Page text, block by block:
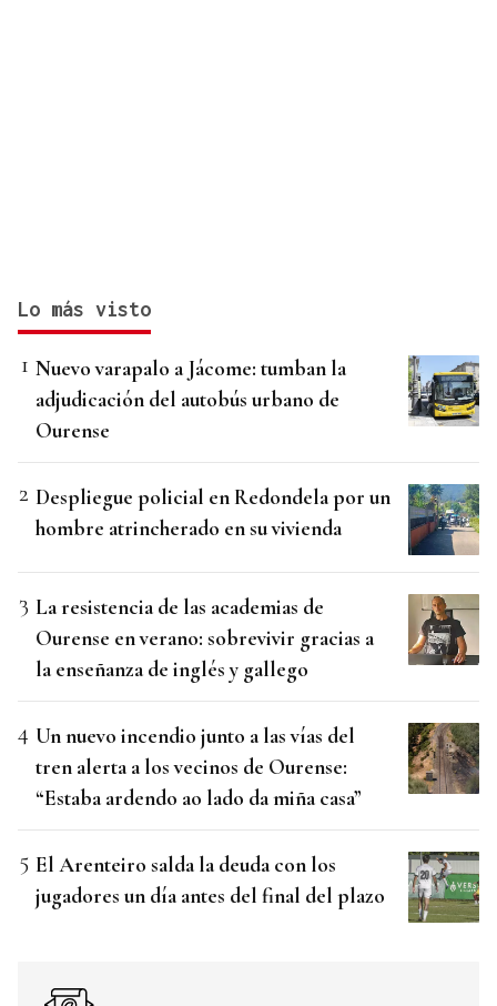
Lo más visto
Nuevo varapalo a Jácome: tumban la
adjudicación del autobús urbano de
Ourense
Despliegue policial en Redondela por un
hombre atrincherado en su vivienda
La resistencia de las academias de
Ourense en verano: sobrevivir gracias a
la enseñanza de inglés y gallego
Un nuevo incendio junto a las vías del
tren alerta a los vecinos de Ourense:
“Estaba ardendo ao lado da miña casa”
El Arenteiro salda la deuda con los
jugadores un día antes del final del plazo